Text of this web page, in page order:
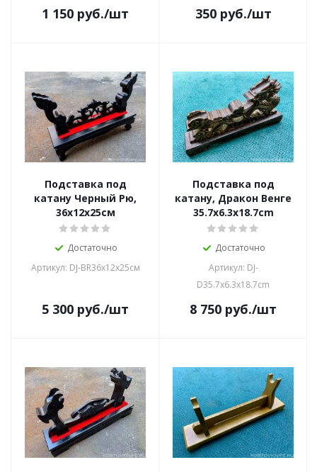
1 150 руб./шт 350руб./шт
Подставка под
катану Черный Рю,
36х12х25см
Достаточно
Артикул: DJ-BR36х12х25см
5 300 руб./шт
Подставка под
катану, Дракон Венге
35.7х6.3х18.7cm
Достаточно
Артикул: DJ-
D35.7х6.3х18.7cm
8 750 руб./шт